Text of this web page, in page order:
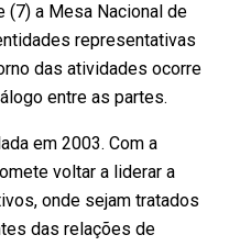
(7) a Mesa Nacional de
representativas
das atividades ocorre
entre as partes.
em 2003. Com a
voltar a liderar a
onde sejam tratados
das relações de